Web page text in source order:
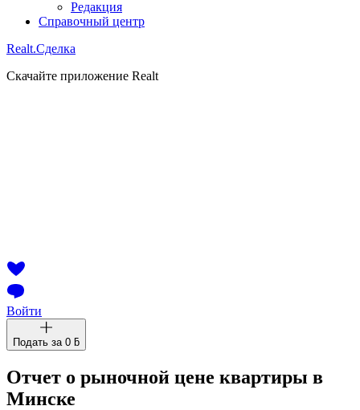
Редакция
Справочный центр
Realt.Сделка
Скачайте приложение Realt
Войти
Подать за 0 ƃ
Отчет о рыночной цене квартиры в
Минске